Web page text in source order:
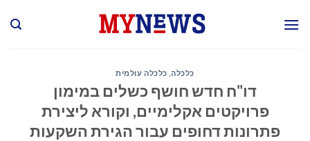
כלכלה, כלכלה עולמית
דו"ח חדש חושף כשלים במימון
פרויקטים אקלימיים, וקורא ליצירת
פתרונות דחופים עבור הגירת השקעות